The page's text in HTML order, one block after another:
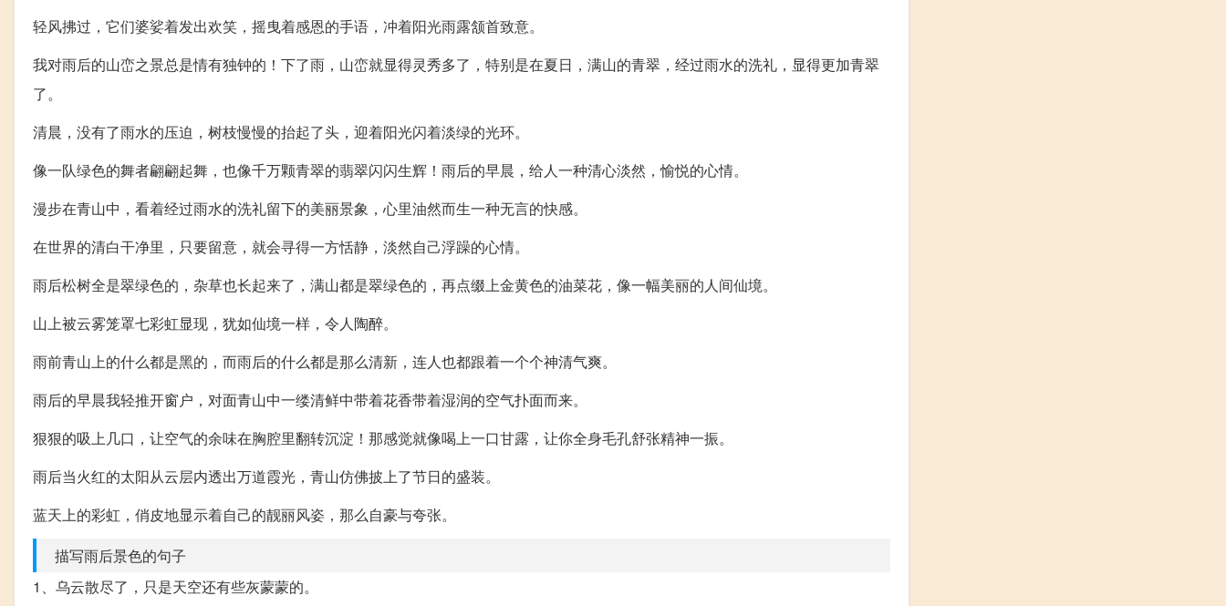
轻风拂过，它们婆娑着发出欢笑，摇曳着感恩的手语，冲着阳光雨露颔首致意。
我对雨后的山峦之景总是情有独钟的！下了雨，山峦就显得灵秀多了，特别是在夏日，满山的青翠，经过雨水的洗礼，显得更加青翠
了。
清晨，没有了雨水的压迫，树枝慢慢的抬起了头，迎着阳光闪着淡绿的光环。
像一队绿色的舞者翩翩起舞，也像千万颗青翠的翡翠闪闪生辉！雨后的早晨，给人一种清心淡然，愉悦的心情。
漫步在青山中，看着经过雨水的洗礼留下的美丽景象，心里油然而生一种无言的快感。
在世界的清白干净里，只要留意，就会寻得一方恬静，淡然自己浮躁的心情。
雨后松树全是翠绿色的，杂草也长起来了，满山都是翠绿色的，再点缀上金黄色的油菜花，像一幅美丽的人间仙境。
山上被云雾笼罩七彩虹显现，犹如仙境一样，令人陶醉。
雨前青山上的什么都是黑的，而雨后的什么都是那么清新，连人也都跟着一个个神清气爽。
雨后的早晨我轻推开窗户，对面青山中一缕清鲜中带着花香带着湿润的空气扑面而来。
狠狠的吸上几口，让空气的余味在胸腔里翻转沉淀！那感觉就像喝上一口甘露，让你全身毛孔舒张精神一振。
雨后当火红的太阳从云层内透出万道霞光，青山仿佛披上了节日的盛装。
蓝天上的彩虹，俏皮地显示着自己的靓丽风姿，那么自豪与夸张。
描写雨后景色的句子
1、乌云散尽了，只是天空还有些灰蒙蒙的。